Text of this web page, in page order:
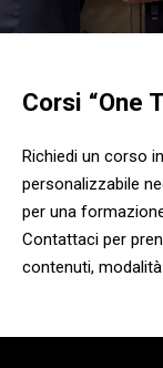
Corsi “One
Richiedi un corso
personalizzabile
per una
Contattaci per
contenuti,